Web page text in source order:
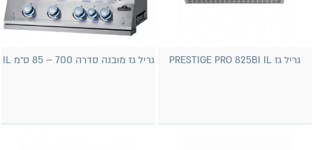
גריל גז PRESTIGE PRO 825BI IL גריל גז מובנה סדרה 700 – 85 ס״מ IL